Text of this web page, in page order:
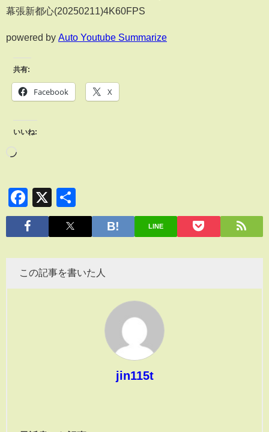
幕張新都心(20250211)4K60FPS
powered by Auto Youtube Summarize
共有:
Facebook X
いいね:
Facebook
X
有
LINE
この記事を書いた人
jin115t